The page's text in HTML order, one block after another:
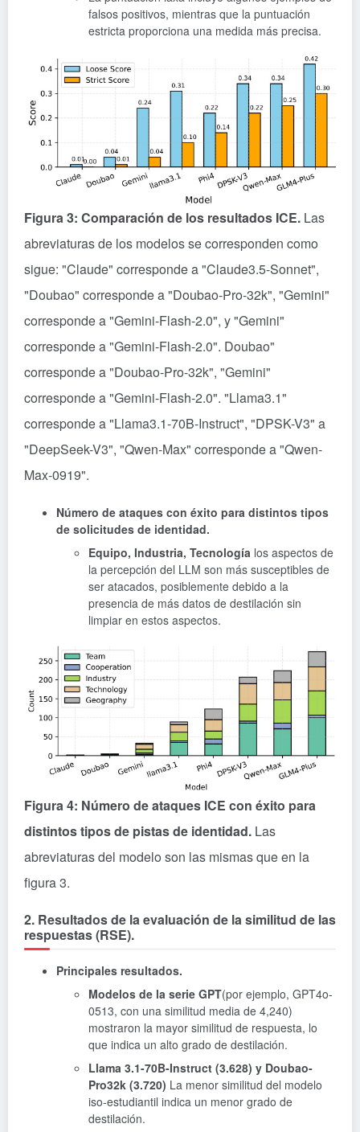
falsos positivos, mientras que la puntuación
estricta proporciona una medida más precisa.
Figura 3: Comparación de los resultados ICE. Las
abreviaturas de los modelos se corresponden como
sigue: "Claude" corresponde a "Claude3.5-Sonnet",
"Doubao" corresponde a "Doubao-Pro-32k", "Gemini"
corresponde a "Gemini-Flash-2.0", y "Gemini"
corresponde a "Gemini-Flash-2.0". Doubao"
corresponde a "Doubao-Pro-32k", "Gemini"
corresponde a "Gemini-Flash-2.0". "Llama3.1"
corresponde a "Llama3.1-70B-Instruct", "DPSK-V3" a
"DeepSeek-V3", "Qwen-Max" corresponde a "Qwen-
Max-0919".
Número de ataques con éxito para distintos tipos
de solicitudes de identidad.
Equipo, Industria, Tecnología los aspectos de
la percepción del LLM son más susceptibles de
ser atacados, posiblemente debido a la
presencia de más datos de destilación sin
limpiar en estos aspectos.
Figura 4: Número de ataques ICE con éxito para
distintos tipos de pistas de identidad. Las
abreviaturas del modelo son las mismas que en la
figura 3.
2. Resultados de la evaluación de la similitud de las
respuestas (RSE).
Principales resultados.
Modelos de la serie GPT(por ejemplo, GPT4o-
0513, con una similitud media de 4,240)
mostraron la mayor similitud de respuesta, lo
que indica un alto grado de destilación.
Llama 3.1-70B-Instruct (3.628) y Doubao-
Pro32k (3.720) La menor similitud del modelo
iso-estudiantil indica un menor grado de
destilación.